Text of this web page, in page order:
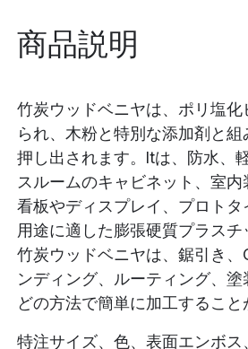
商品説明
竹炭ウッドベニヤは、ポリ塩
られ、木粉と特別な添加剤と組
押し出されます。ltは、防水、
スルームのキャビネット、室
看板やディスプレイ、プロト
用途に適した膨張硬質プラスチ
竹炭ウッドベニヤは、鋸引き
ンディング、ルーティング、
どの方法で簡単に加工すること
特注サイズ、色、表面エンボス